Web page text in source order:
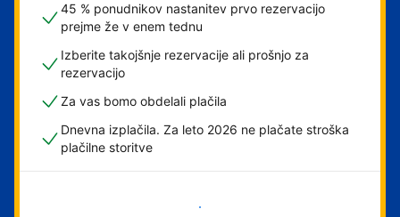
45 % ponudnikov nastanitev prvo rezervacijo
prejme že v enem tednu
Izberite takojšnje rezervacije ali prošnjo za
rezervacijo
Za vas bomo obdelali plačila
Dnevna izplačila. Za leto 2026 ne plačate stroška
plačilne storitve